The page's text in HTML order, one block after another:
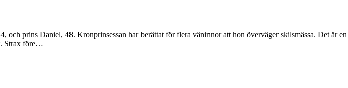
och prins Daniel, 48. Kronprinsessan har berättat för flera väninnor att hon överväger skilsmässa. Det är en
Strax före…